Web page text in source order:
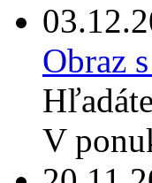
Obraz
V